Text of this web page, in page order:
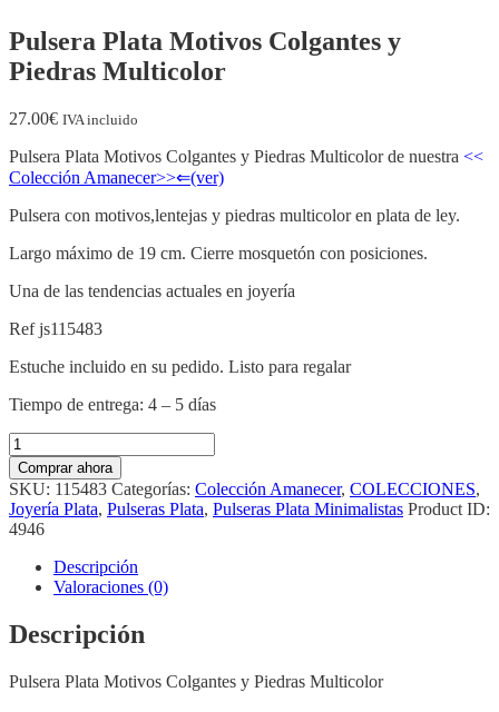
Pulsera Plata Motivos Colgantes y
Piedras Multicolor
27.00€ IVA incluido
Pulsera Plata Motivos Colgantes y Piedras Multicolor de nuestra <<
Colección Amanecer>>⇐(ver)
Pulsera con motivos,lentejas y piedras multicolor en plata de ley.
Largo máximo de 19 cm. Cierre mosquetón con posiciones.
Una de las tendencias actuales en joyería
Ref js115483
Estuche incluido en su pedido. Listo para regalar
Tiempo de entrega: 4 – 5 días
Pulsera
Plata
Motivos
Colgantes
y
Piedras
Multicolor
cantidad
Comprar ahora
SKU: 115483 Categorías: Colección Amanecer, COLECCIONES,
Joyería Plata, Pulseras Plata, Pulseras Plata Minimalistas Product ID:
4946
Descripción
Valoraciones (0)
Descripción
Pulsera Plata Motivos Colgantes y Piedras Multicolor